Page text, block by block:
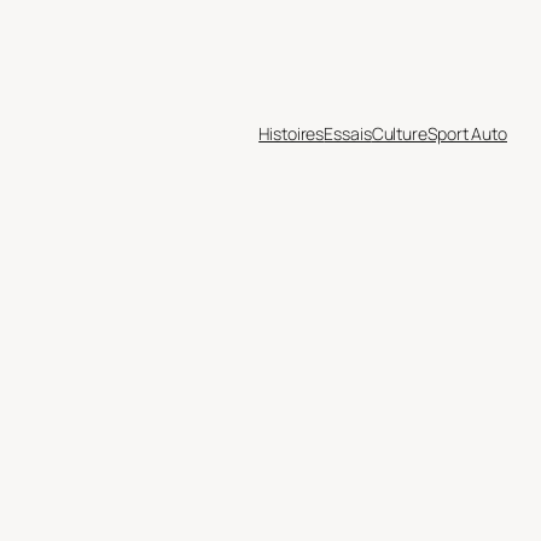
HistoiresEssaisCultureSport Auto